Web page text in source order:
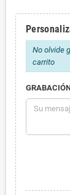
No olvide
carrito